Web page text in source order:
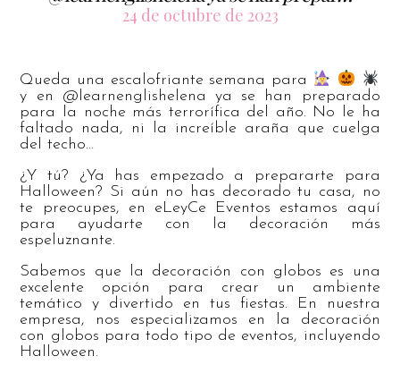
24 de octubre de 2023
Queda una escalofriante semana para
y en @learnenglishelena ya se han preparado
para la noche más terrorífica del año. No le ha
faltado nada, ni la increíble araña que cuelga
del techo…
¿Y tú? ¿Ya has empezado a prepararte para
Halloween? Si aún no has decorado tu casa, no
te preocupes, en eLeyCe Eventos estamos aquí
para ayudarte con la decoración más
espeluznante.
Sabemos que la decoración con globos es una
excelente opción para crear un ambiente
temático y divertido en tus fiestas. En nuestra
empresa, nos especializamos en la decoración
con globos para todo tipo de eventos, incluyendo
Halloween.